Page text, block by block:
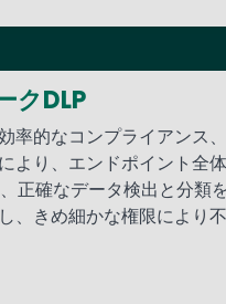
クDLP
率的なコンプライアンス
より、エンドポイント全
正確なデータ検出と分類
、きめ細かな権限により